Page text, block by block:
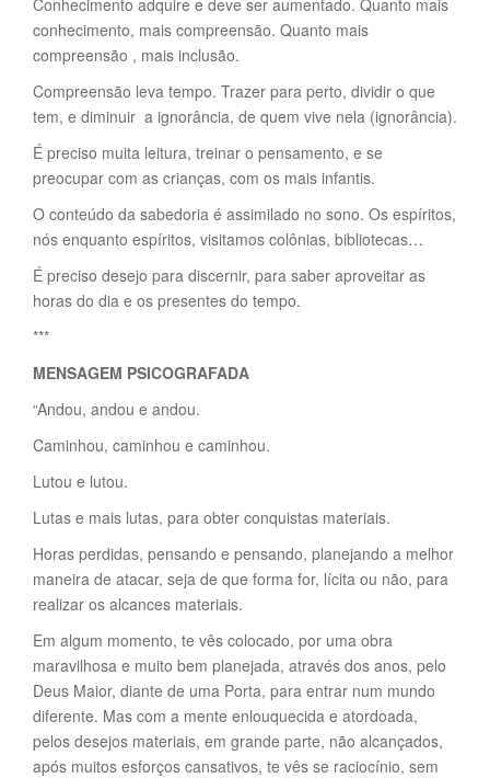
conhecimento, mais compreensão. Quanto mais
compreensão , mais inclusão.
Compreensão leva tempo. Trazer para perto, dividir o que
tem, e diminuir a ignorância, de quem vive nela (ignorância).
É preciso muita leitura, treinar o pensamento, e se
preocupar com as crianças, com os mais infantis.
O conteúdo da sabedoria é assimilado no sono. Os espíritos,
nós enquanto espíritos, visitamos colônias, bibliotecas…
É preciso desejo para discernir, para saber aproveitar as
horas do dia e os presentes do tempo.
***
MENSAGEM PSICOGRAFADA
“Andou, andou e andou.
Caminhou, caminhou e caminhou.
Lutou e lutou.
Lutas e mais lutas, para obter conquistas materiais.
Horas perdidas, pensando e pensando, planejando a melhor
maneira de atacar, seja de que forma for, lícita ou não, para
realizar os alcances materiais.
Em algum momento, te vês colocado, por uma obra
maravilhosa e muito bem planejada, através dos anos, pelo
Deus Maior, diante de uma Porta, para entrar num mundo
diferente. Mas com a mente enlouquecida e atordoada,
pelos desejos materiais, em grande parte, não alcançados,
após muitos esforços cansativos, te vês se raciocínio, sem